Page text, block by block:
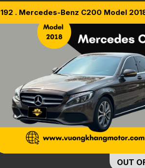
192 . Mercedes-Benz C200 Model
OUT